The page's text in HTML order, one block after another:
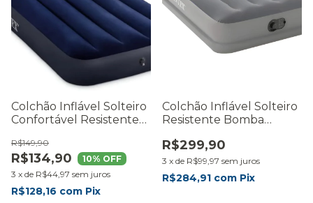
Colchão Inflável Solteiro
Confortável Resistente
R$134,90
R$149,90
10% OFF
3 x de R$44,97 sem juros
R$128,16 com Pix
Colchão Inflável Solteiro
Resistente Bomba
R$299,90
3 x de R$99,97 sem juros
R$284,91 com Pix